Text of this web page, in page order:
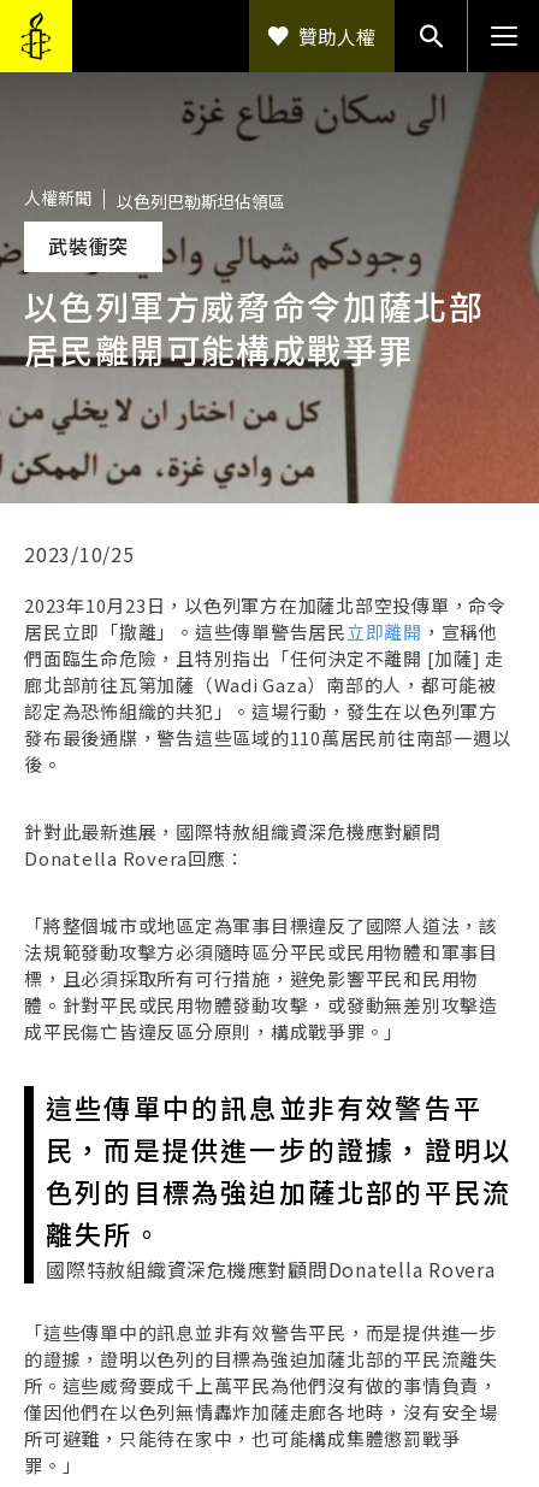
人權新聞 以色列巴勒斯坦佔領區
武裝衝突
以色列軍方威脅命令加薩北部
居民離開可能構成戰爭罪
2023/10/25
2023年10月23日，以色列軍方在加薩北部空投傳單，命令
居民立即「撤離」。這些傳單警告居民立即離開 ，宣稱他
們面臨生命危險，且特別指出「任何決定不離開 [加薩] 走
廊北部前往瓦第加薩（Wadi Gaza）南部的人，都可能被
認定為恐怖組織的共犯」。這場行動，發生在以色列軍方
發布最後通牒，警告這些區域的110萬居民前往南部一週以
後。
針對此最新進展，國際特赦組織資深危機應對顧問
Donatella Rovera回應：
「將整個城市或地區定為軍事目標違反了國際人道法，該
法規範發動攻擊方必須隨時區分平民或民用物體和軍事目
標，且必須採取所有可行措施，避免影響平民和民用物
體。針對平民或民用物體發動攻擊，或發動無差別攻擊造
成平民傷亡皆違反區分原則，構成戰爭罪。」
這些傳單中的訊息並非有效警告平
民，而是提供進一步的證據，證明以
色列的目標為強迫加薩北部的平民流
離失所。
國際特赦組織資深危機應對顧問Donatella Rovera
「這些傳單中的訊息並非有效警告平民，而是提供進一步
的證據，證明以色列的目標為強迫加薩北部的平民流離失
所。這些威脅要成千上萬平民為他們沒有做的事情負責，
僅因他們在以色列無情轟炸加薩走廊各地時，沒有安全場
所可避難，只能待在家中，也可能構成集體懲罰戰爭
罪。」
贊助人權